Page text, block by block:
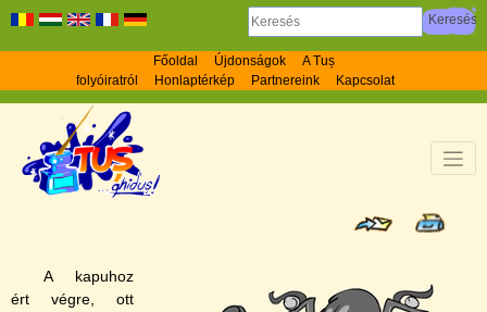
Főoldal Újdonságok
A Tuș
folyóiratról
Honlaptérkép Partnereink Kapcsolat
A kapuhoz
ért végre, ott